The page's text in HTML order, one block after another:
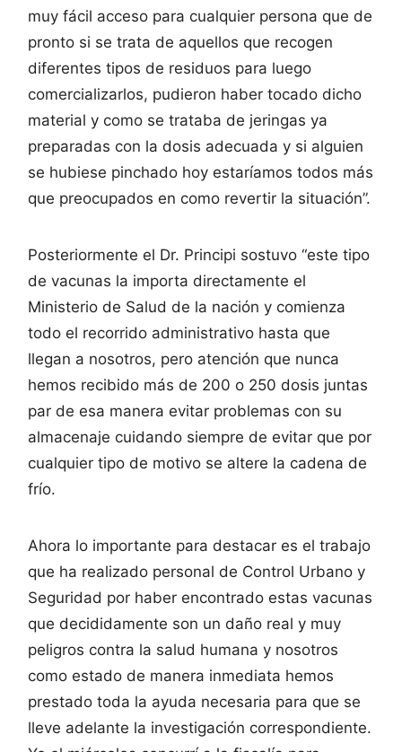
muy fácil acceso para cualquier persona que de
pronto si se trata de aquellos que recogen
diferentes tipos de residuos para luego
comercializarlos, pudieron haber tocado dicho
material y como se trataba de jeringas ya
preparadas con la dosis adecuada y si alguien
se hubiese pinchado hoy estaríamos todos más
que preocupados en como revertir la situación”.
Posteriormente el Dr. Principi sostuvo “este tipo
de vacunas la importa directamente el
Ministerio de Salud de la nación y comienza
todo el recorrido administrativo hasta que
llegan a nosotros, pero atención que nunca
hemos recibido más de 200 o 250 dosis juntas
par de esa manera evitar problemas con su
almacenaje cuidando siempre de evitar que por
cualquier tipo de motivo se altere la cadena de
frío.
Ahora lo importante para destacar es el trabajo
que ha realizado personal de Control Urbano y
Seguridad por haber encontrado estas vacunas
que decididamente son un daño real y muy
peligros contra la salud humana y nosotros
como estado de manera inmediata hemos
prestado toda la ayuda necesaria para que se
lleve adelante la investigación correspondiente.